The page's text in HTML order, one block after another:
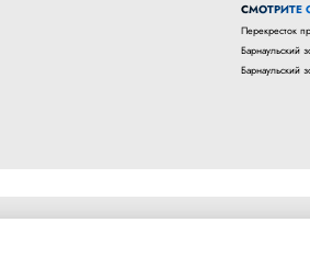
СМОТРИТЕ
Перекресток
Барнаульский
Барнаульский